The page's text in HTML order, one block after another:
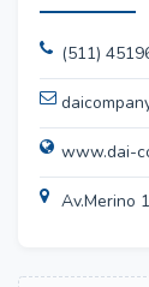
(511)
www.dai-
Av.Merino